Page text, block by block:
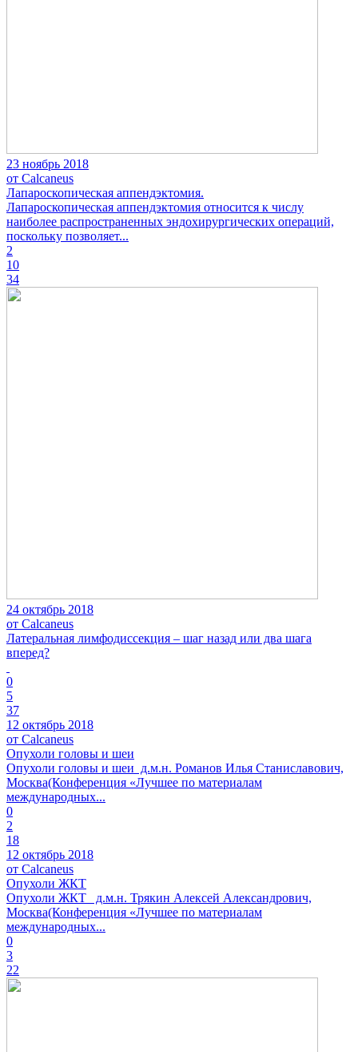
23 ноябрь 2018
от Calcaneus
Лапароскопическая аппендэктомия.
Лапароскопическая аппендэктомия относится к числу
наиболее распространенных эндохирургических операций,
поскольку позволяет...
2
10
34
24 октябрь 2018
от Calcaneus
Латеральная лимфодиссекция – шаг назад или два шага
вперед?
0
5
37
12 октябрь 2018
от Calcaneus
Опухоли головы и шеи
Опухоли головы и шеи д.м.н. Романов Илья Станиславович,
Москва(Конференция «Лучшее по материалам
международных...
0
2
18
12 октябрь 2018
от Calcaneus
Опухоли ЖКТ
Опухоли ЖКТ д.м.н. Трякин Алексей Александрович,
Москва(Конференция «Лучшее по материалам
международных...
0
3
22